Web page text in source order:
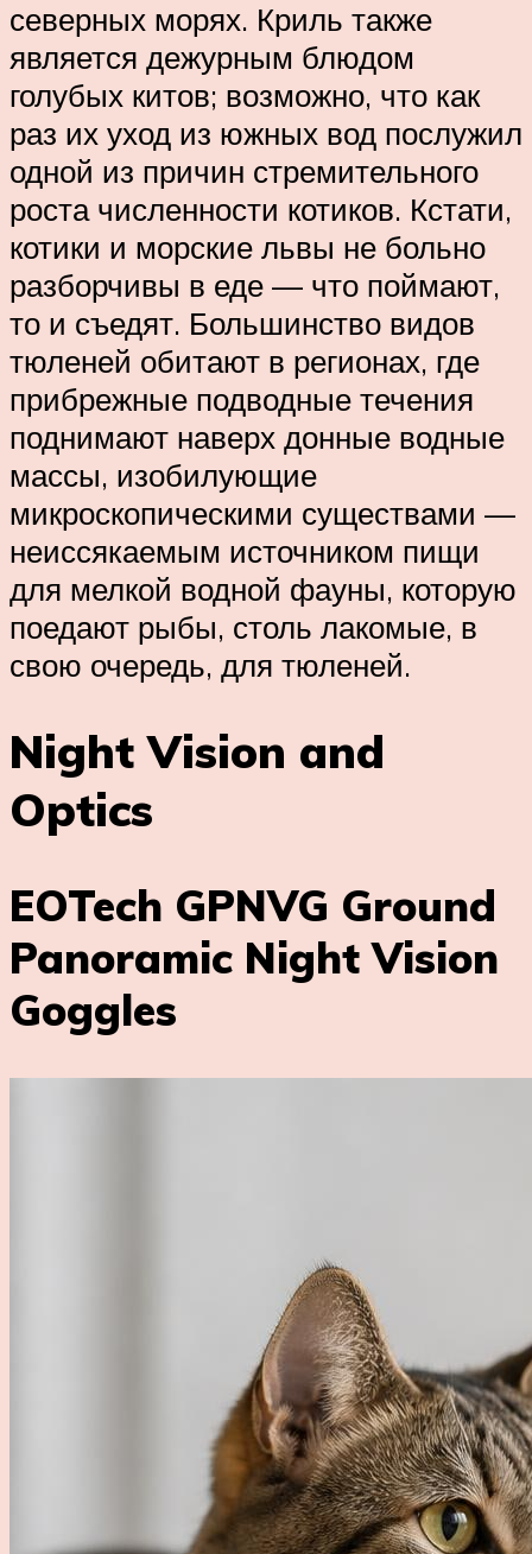
северных морях. Криль также
является дежурным блюдом
голубых китов; возможно, что как
раз их уход из южных вод послужил
одной из причин стремительного
роста численности котиков. Кстати,
котики и морские львы не больно
разборчивы в еде — что поймают,
то и съедят. Большинство видов
тюленей обитают в регионах, где
прибрежные подводные течения
поднимают наверх донные водные
массы, изобилующие
микроскопическими существами —
неиссякаемым источником пищи
для мелкой водной фауны, которую
поедают рыбы, столь лакомые, в
свою очередь, для тюленей.
Night Vision and
Optics
EOTech GPNVG Ground
Panoramic Night Vision
Goggles